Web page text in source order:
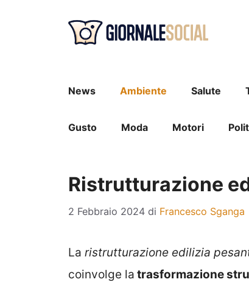
News Ambiente Salute
Gusto Moda Motori
Ristrutturazione
2 Febbraio 2024 di Francesco Sganga
La ristrutturazione edilizia
coinvolge la trasformazione